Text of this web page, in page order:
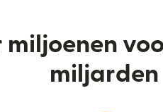
miljarden